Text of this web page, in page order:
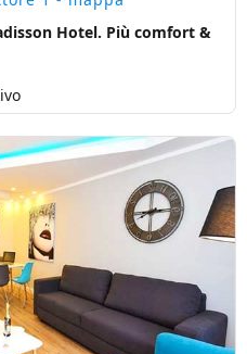
Hotel. Più comfort &